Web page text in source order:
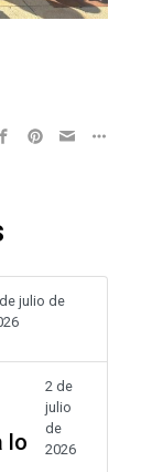
julio de
lo
2 de
julio
de
2026